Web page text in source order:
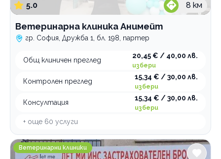
5.0 8 км
Ветеринарна клиника Анимейт
гр. София, Дружба 1, бл. 198, партер
Общ клиничен преглед
20,45 € / 40,00 лв.
избери
Контролен преглед
15,34 € / 30,00 лв.
избери
Консултация
15,34 € / 30,00 лв.
избери
+ още 60 услуги
Ветеринарна клиника ОРИОН
Ветеринарни клиники